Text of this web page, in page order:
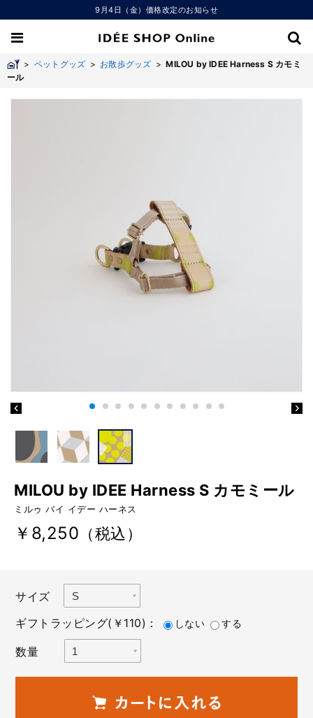
9月4日（金）価格改定のお知らせ
> ペットグッズ > お散歩グッズ >MILOU by IDEE Harness S カモミ
ール
MILOU by IDEE Harness S カモミール
ミルゥ バイ イデー ハーネス
￥8,250 （税込）
サイズ
ギフトラッピング(￥110)：
しない する
数量